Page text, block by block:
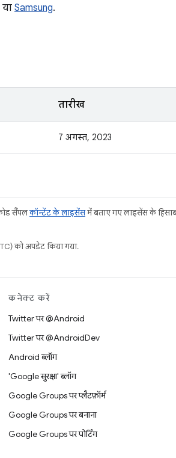
या Samsung.
तारीख
7 अगस्त, 2023
सैंपलकॉन्टेंट के लाइसेंसमें बताए गए लाइसेंस के
को अपडेट किया गया.
कनेक्ट करें
Twitter पर @Android
Twitter पर @AndroidDev
Android ब्लॉग
'Google सुरक्षा' ब्लॉग
Google Groups पर प्लैटफ़ॉर्म
Google Groups पर बनाना
Google Groups पर पोर्टिंग